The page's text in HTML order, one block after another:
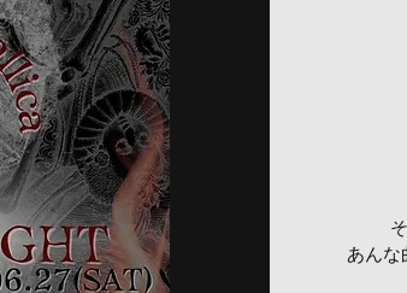
あんな